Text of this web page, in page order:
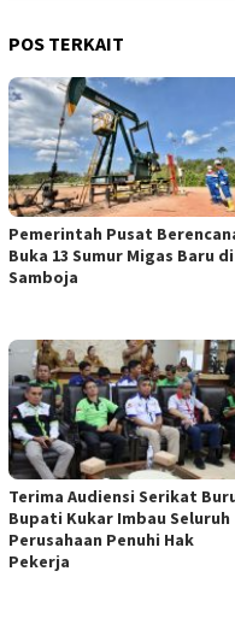
POS TERKAIT
Pemerintah Pusat
Buka 13 Sumur Migas Baru di
Samboja
Terima Audiensi Serikat
Bupati Kukar Imbau Seluruh
Perusahaan Penuhi Hak
Pekerja